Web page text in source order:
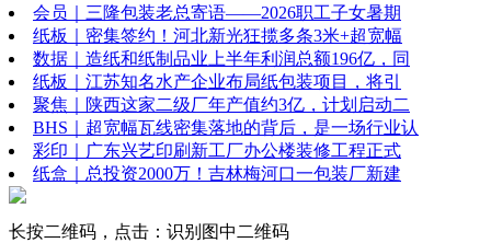
会员｜三隆包装老总寄语——2026职工子女暑期
纸板｜密集签约！河北新光狂揽多条3米+超宽幅
数据｜造纸和纸制品业上半年利润总额196亿，同
纸板｜江苏知名水产企业布局纸包装项目，将引
聚焦｜陕西这家二级厂年产值约3亿，计划启动二
BHS｜超宽幅瓦线密集落地的背后，是一场行业认
彩印｜广东兴艺印刷新工厂办公楼装修工程正式
纸盒｜总投资2000万！吉林梅河口一包装厂新建
长按二维码，点击：识别图中二维码